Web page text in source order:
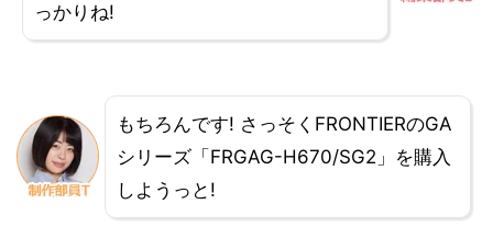
っかりね!
もちろんです! さっそくFRONTIERのGA
シリーズ「FRGAG-H670/SG2」を購入
しようっと!